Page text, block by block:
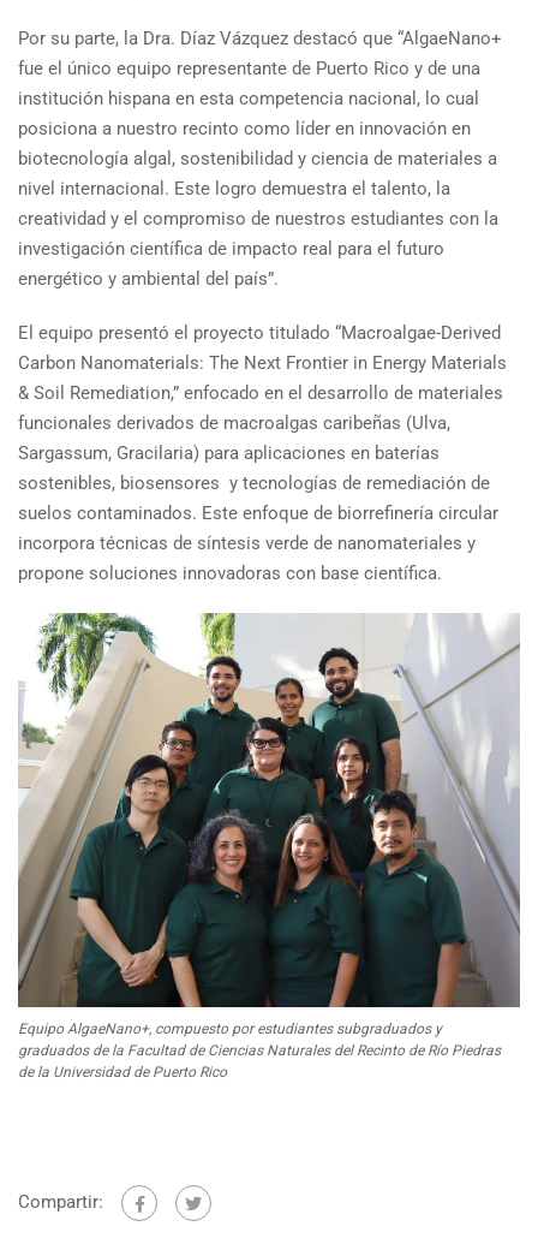
Por su parte, la Dra. Díaz Vázquez destacó que “AlgaeNano+
fue el único equipo representante de Puerto Rico y de una
institución hispana en esta competencia nacional, lo cual
posiciona a nuestro recinto como líder en innovación en
biotecnología algal, sostenibilidad y ciencia de materiales a
nivel internacional. Este logro demuestra el talento, la
creatividad y el compromiso de nuestros estudiantes con la
investigación científica de impacto real para el futuro
energético y ambiental del país”.
El equipo presentó el proyecto titulado “Macroalgae-Derived
Carbon Nanomaterials: The Next Frontier in Energy Materials
& Soil Remediation,” enfocado en el desarrollo de materiales
funcionales derivados de macroalgas caribeñas (Ulva,
Sargassum, Gracilaria) para aplicaciones en baterías
sostenibles, biosensores y tecnologías de remediación de
suelos contaminados. Este enfoque de biorrefinería circular
incorpora técnicas de síntesis verde de nanomateriales y
propone soluciones innovadoras con base científica.
Equipo AlgaeNano+, compuesto por estudiantes subgraduados y
graduados de la Facultad de Ciencias Naturales del Recinto de Río Piedras
de la Universidad de Puerto Rico
Compartir: